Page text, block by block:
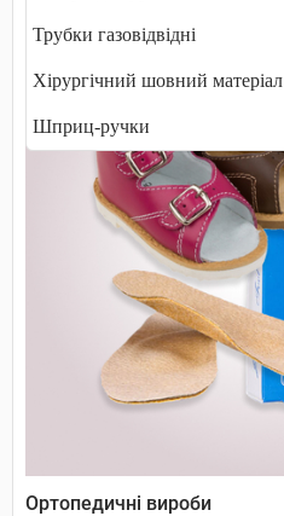
Трубки газовідвідні
Хірургічний шовний матеріал
Шприц-ручки
Ортопедичні вироби